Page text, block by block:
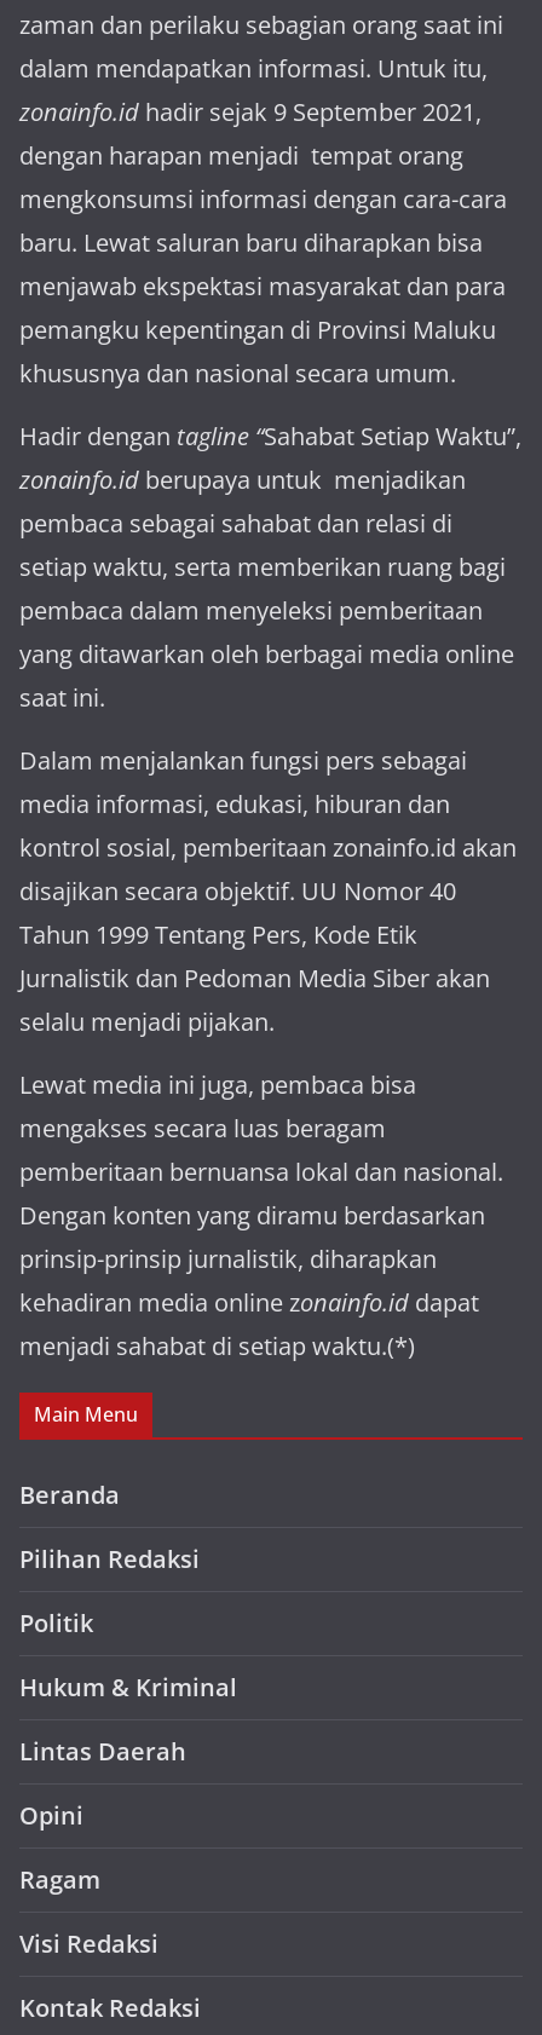
za­man dan perilaku sebagian orang saat ini
dalam mendapatkan informasi. Untuk itu,
zonainfo.id hadir sejak 9 September 2021,
dengan harapan menjadi tem­pat orang
mengkonsumsi informasi dengan cara-cara
baru. Lewat sa­luran ba­ru diharapkan bisa
menja­wab ekspektasi masya­rakat dan para
pemangku kepen­tingan di Provinsi Maluku
khususnya dan nasional secara umum.
Hadir dengan tagline “Sahabat Setiap Waktu”,
zonainfo.id berupaya untuk menjadikan
pembaca sebagai sahabat dan relasi di
setiap waktu, serta memberikan ruang bagi
pembaca dalam menyeleksi pemberitaan
yang ditawarkan oleh berbagai media online
saat ini.
Dalam menjalankan fungsi pers sebagai
media informasi, edukasi, hiburan dan
kontrol sosial, pemberitaan zonainfo.id akan
disajikan secara objektif. UU Nomor 40
Tahun 1999 Tentang Pers, Kode Etik
Jurnalistik dan Pedoman Media Siber akan
selalu menjadi pijakan.
Lewat media ini juga, pembaca bisa
mengakses secara luas beragam
pemberitaan bernuansa lokal dan nasional.
Dengan konten yang diramu berdasarkan
prinsip-prinsip jurnalistik, diharapkan
kehadiran media online zonainfo.id dapat
menjadi sahabat di setiap waktu.(*)
Main Menu
Beranda
Pilihan Redaksi
Politik
Hukum & Kriminal
Lintas Daerah
Opini
Ragam
Visi Redaksi
Kontak Redaksi